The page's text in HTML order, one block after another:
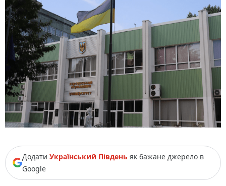
Додати Український Південь як бажане джерело в
Google